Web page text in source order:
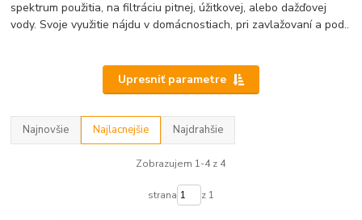
spektrum použitia, na filtráciu pitnej, úžitkovej, alebo dažďovej
vody. Svoje využitie nájdu v domácnostiach, pri zavlažovaní a pod..
Upresniť parametre
Najnovšie Najlacnejšie Najdrahšie
Zobrazujem 1-4 z 4
strana z 1